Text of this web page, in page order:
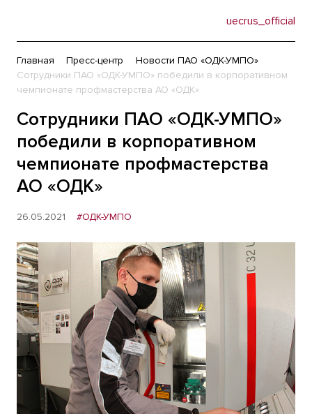
uecrus_official
Главная Пресс-центр
Новости ПАО «ОДК-УМПО»
Сотрудники ПАО «ОДК-УМПО» победили в корпоративном
чемпионате профмастерства АО «ОДК»
Сотрудники ПАО «ОДК-УМПО»
победили в корпоративном
чемпионате профмастерства
АО «ОДК»
26.05.2021 #ОДК-УМПО